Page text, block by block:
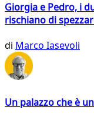
Giorgia e Pedro, i
rischiano di
di Marco Iasevoli
Un palazzo che è